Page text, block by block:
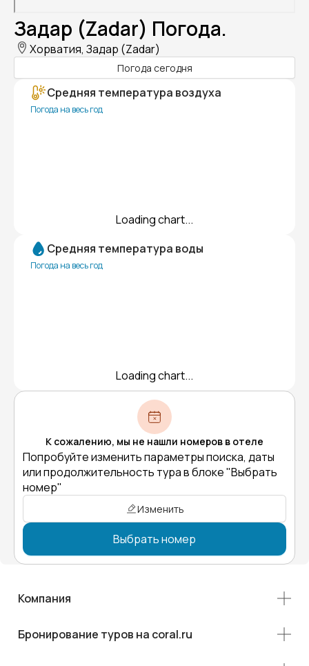
Задар (Zadar) Погода.
Хорватия, Задар (Zadar)
Погода сегодня
Средняя температура воздуха
Погода на весь год
Loading chart...
Средняя температура воды
Погода на весь год
Loading chart...
К сожалению, мы не нашли номеров в отеле
Попробуйте изменить параметры поиска, даты
или продолжительность тура в блоке "Выбрать
номер"
Изменить
Выбрать номер
Компания
Бронирование туров на coral.ru